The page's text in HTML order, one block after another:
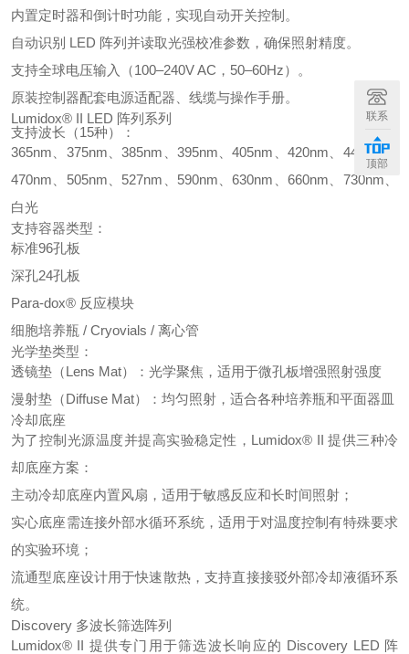
内置定时器和倒计时功能，实现自动开关控制。
自动识别 LED 阵列并读取光强校准参数，确保照射精度。
支持全球电压输入（100–240V AC，50–60Hz）。
原装控制器配套电源适配器、线缆与操作手册。
Lumidox® II LED 阵列系列
支持波长（15种）：
365nm、375nm、385nm、395nm、405nm、420nm、445nm、
470nm、505nm、527nm、590nm、630nm、660nm、730nm、
白光
支持容器类型：
标准96孔板
深孔24孔板
Para-dox® 反应模块
细胞培养瓶 / Cryovials / 离心管
光学垫类型：
透镜垫（Lens Mat）：光学聚焦，适用于微孔板增强照射强度
漫射垫（Diffuse Mat）：均匀照射，适合各种培养瓶和平面器皿
冷却底座
为了控制光源温度并提高实验稳定性，Lumidox® II 提供三种冷
却底座方案：
主动冷却底座内置风扇，适用于敏感反应和长时间照射；
实心底座需连接外部水循环系统，适用于对温度控制有特殊要求
的实验环境；
流通型底座设计用于快速散热，支持直接接驳外部冷却液循环系
统。
Discovery 多波长筛选阵列
Lumidox® II 提供专门用于筛选波长响应的 Discovery LED 阵
联系
顶部